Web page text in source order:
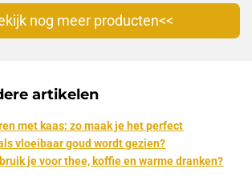
nog meer producten<<
artikelen
met kaas: zo maak je het perfect
vloeibaar goud wordt gezien?
je voor thee, koffie en warme dranken?